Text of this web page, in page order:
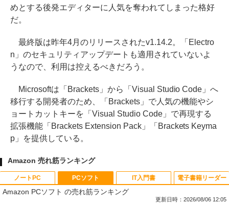
めとする後発エディターに人気を奪われてしまった格好
だ。
最終版は昨年4月のリリースされたv1.14.2。「Electro
n」のセキュリティアップデートも適用されていないよ
うなので、利用は控えるべきだろう。
Microsoftは「Brackets」から「Visual Studio Code」へ
移行する開発者のため、「Brackets」で人気の機能やシ
ョートカットキーを「Visual Studio Code」で再現する
拡張機能「Brackets Extension Pack」「Brackets Keyma
p」を提供している。
Amazon 売れ筋ランキング
ノートPC PCソフト
Amazon PCソフト の売れ筋ランキング
更新日時：2026/08/06 12:05
IT入門書 電子書籍リーダー